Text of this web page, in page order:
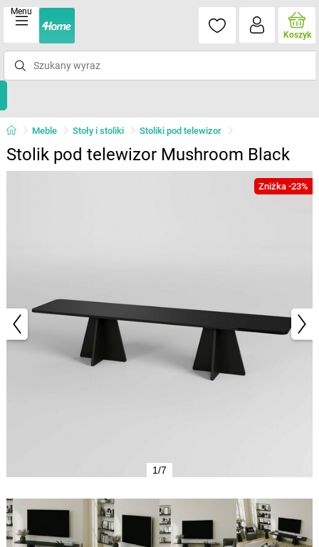
Menu
Koszyk
Meble Stoły i stoliki Stoliki pod telewizor
Stolik pod telewizor Mushroom Black
Zniżka -23%
1/7